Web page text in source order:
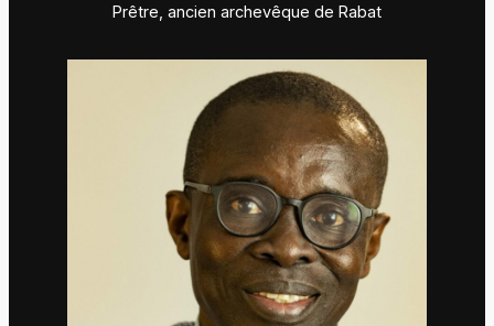
Prêtre, ancien archevêque de Rabat